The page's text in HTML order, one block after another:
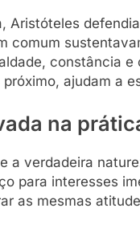
Aristóteles
comum
constância
ajudam a
na
a verdadeira
para interesses
as mesmas